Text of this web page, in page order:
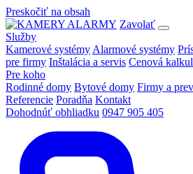
Preskočiť na obsah
Zavolať
Služby
Kamerové systémy Alarmové systémy
pre firmy Inštalácia a servis Cenová
Pre koho
Rodinné domy Bytové domy Firmy a
Referencie Poradňa Kontakt
Dohodnúť obhliadku 0947 905 405